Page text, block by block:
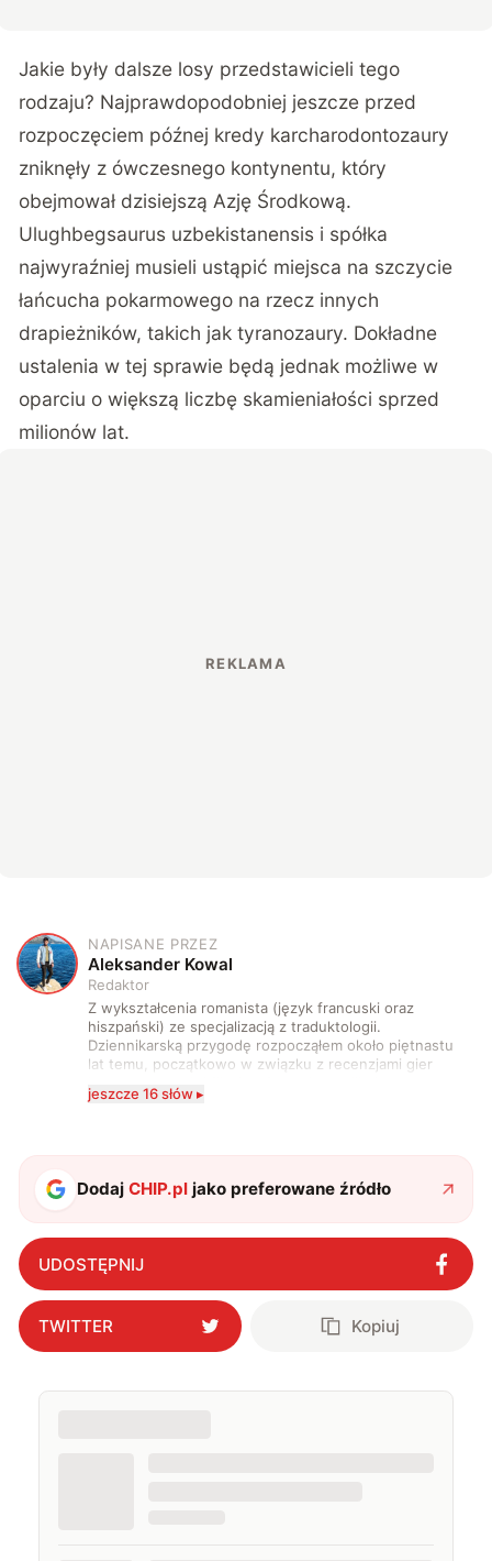
Jakie były dalsze losy przedstawicieli tego
rodzaju? Najprawdopodobniej jeszcze przed
rozpoczęciem późnej kredy karcharodontozaury
zniknęły z ówczesnego kontynentu, który
obejmował dzisiejszą Azję Środkową.
Ulughbegsaurus uzbekistanensis i spółka
najwyraźniej musieli ustąpić miejsca na szczycie
łańcucha pokarmowego na rzecz innych
drapieżników, takich jak tyranozaury. Dokładne
ustalenia w tej sprawie będą jednak możliwe w
oparciu o większą liczbę skamieniałości sprzed
milionów lat.
A
NAPISANE PRZEZ
Aleksander Kowal
Redaktor
Z wykształcenia romanista (język francuski oraz
hiszpański) ze specjalizacją z traduktologii.
Dziennikarską przygodę rozpocząłem około piętnastu
lat temu, początkowo w związku z recenzjami gier
komputerowych i filmów. Obecnie publikuję
zdecydowanie częściej na tematy związane z nauką
także uprawiać oraz oglądać sport.
jeszcze 16 słów ▸
DodajCHIP.pl jako preferowane źródło
UDOSTĘPNIJ
TWITTER Kopiuj